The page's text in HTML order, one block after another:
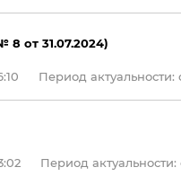
от 31.07.2024)
Период актуальности:
Период актуальности: